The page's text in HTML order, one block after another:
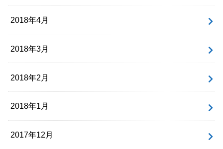
2018年4月
2018年3月
2018年2月
2018年1月
2017年12月